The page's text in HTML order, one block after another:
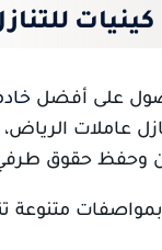
على أفضل
عاملات
وحفظ حقوق
متنوعة